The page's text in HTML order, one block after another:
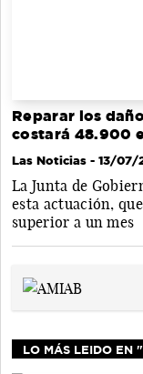
Reparar los
costará 48.900
Las Noticias - 13/07/
La Junta de
esta actuación,
superior a un mes
LO MÁS LEIDO EN